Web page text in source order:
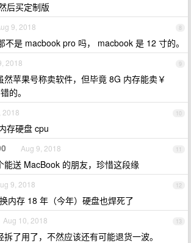
后买定制版
8
9, 2018
不是 macbook pro 吗， macbook 是 12 寸的。
9
2018
然苹果号称卖软件，但毕竟 8G 内存能卖￥
的。
10
2018
存硬盘 cpu
11
Aug 9, 2018
能送 MacBook 的朋友，珍惜这段缘
12
9, 2018
内存 18 年（今年）硬盘也焊死了
13
Aug 10, 2018
了用了，不然应该还有可能退货一波。